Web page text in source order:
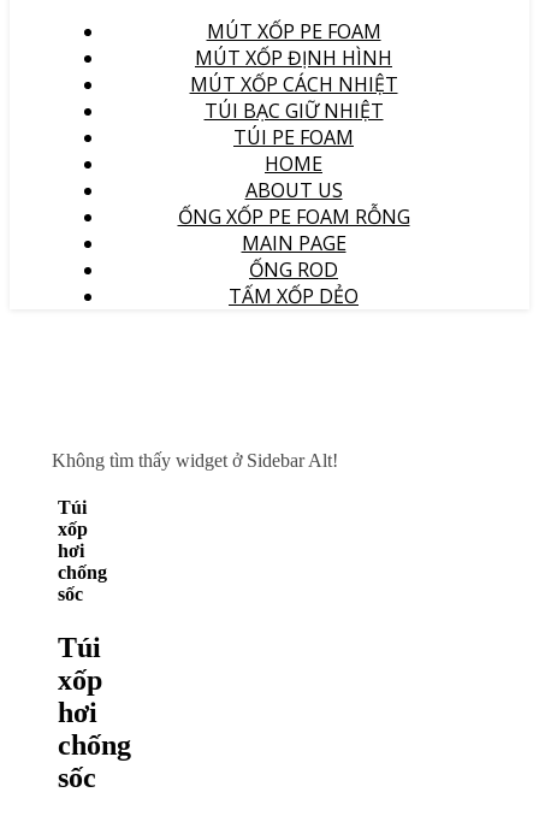
MÚT XỐP PE FOAM
MÚT XỐP ĐỊNH HÌNH
MÚT XỐP CÁCH NHIỆT
TÚI BẠC GIỮ NHIỆT
TÚI PE FOAM
HOME
ABOUT US
ỐNG XỐP PE FOAM RỖNG
MAIN PAGE
ỐNG ROD
TẤM XỐP DẺO
Không tìm thấy widget ở Sidebar Alt!
Túi
xốp
hơi
chống
sốc
Túi
xốp
hơi
chống
sốc